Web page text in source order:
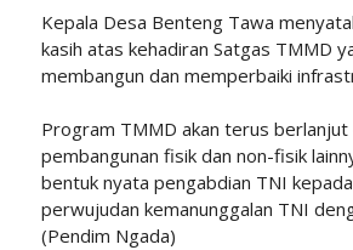
Kepala Desa Benteng Tawa
kasih atas kehadiran Satgas TMMD
membangun dan memperbaiki
Program TMMD akan terus
pembangunan fisik dan non-fisik
bentuk nyata pengabdian TNI
perwujudan kemanunggalan TNI
(Pendim Ngada)